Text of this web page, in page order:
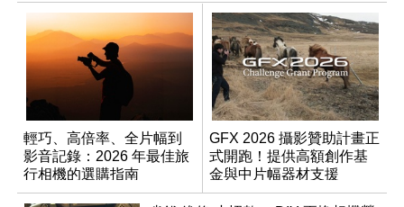
輕巧、高倍率、全片幅到
影音記錄：2026 年最佳旅
行相機的選購指南
GFX 2026 攝影贊助計畫正
式開跑！提供高額創作基
金與中片幅器材支援